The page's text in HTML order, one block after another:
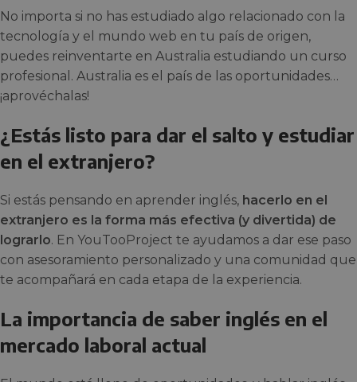
No importa si no has estudiado algo relacionado con la
tecnología y el mundo web en tu país de origen,
puedes reinventarte en Australia estudiando un curso
profesional. Australia es el país de las oportunidades…
¡aprovéchalas!
¿Estás listo para dar el salto y estudiar
en el extranjero?
Si estás pensando en aprender inglés, hacerlo en el
extranjero es la forma más efectiva (y divertida) de
lograrlo. En YouTooProject te ayudamos a dar ese paso
con asesoramiento personalizado y una comunidad que
te acompañará en cada etapa de la experiencia.
La importancia de saber inglés en el
mercado laboral actual